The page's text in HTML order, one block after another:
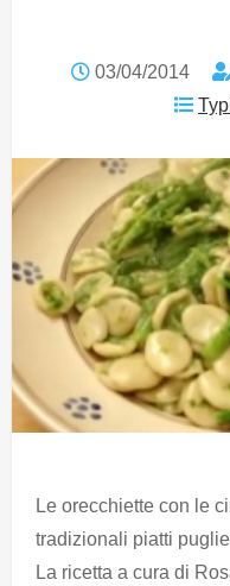
03/04/2014
Le orecchiette con le
tradizionali piatti
La ricetta a cura di